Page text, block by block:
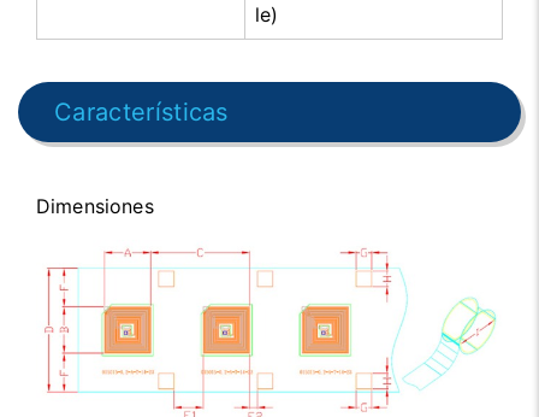
le)
Características
Dimensiones